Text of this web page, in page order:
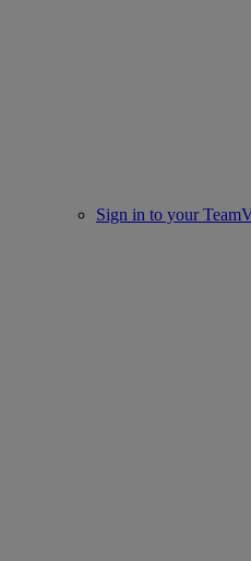
Sign in to your